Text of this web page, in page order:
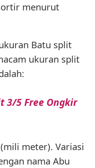
menurut
Batu split
ukuran split
3/5 Free Ongkir
meter). Variasi
nama Abu